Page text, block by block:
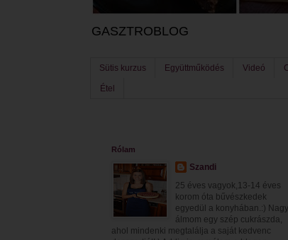
GASZTROBLOG
Sütis kurzus Együttműködés Videó
Étel
Rólam
Szandi
25 éves vagyok,13-14 éves
korom óta bűvészkedek
egyedül a konyhában.:) Nagy
álmom egy szép cukrászda,
ahol mindenki megtalálja a saját kedvenc